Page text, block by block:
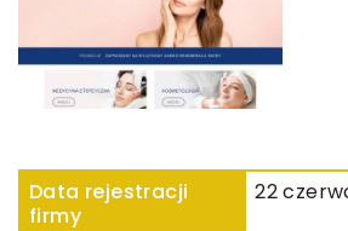
Data rejestracji
firmy
22